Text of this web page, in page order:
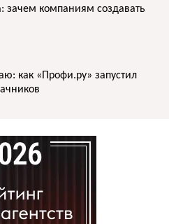
зачем компаниям создавать
как «Профи.ру» запустил